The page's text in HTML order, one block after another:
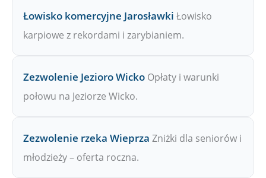
Łowisko komercyjne Jarosławki Łowisko
karpiowe z rekordami i zarybianiem.
Zezwolenie Jezioro Wicko Opłaty i warunki
połowu na Jeziorze Wicko.
Zezwolenie rzeka Wieprza Zniżki dla seniorów i
młodzieży – oferta roczna.